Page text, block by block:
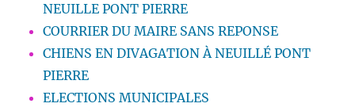
NEUILLE PONT PIERRE
COURRIER DU MAIRE SANS REPONSE
CHIENS EN DIVAGATION À NEUILLÉ PONT
PIERRE
ELECTIONS MUNICIPALES